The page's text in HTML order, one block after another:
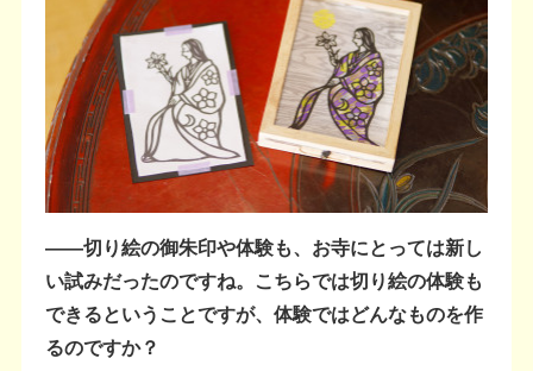
――切り絵の御朱印や体験も、お寺にとっては新し
い試みだったのですね。こちらでは切り絵の体験も
できるということですが、体験ではどんなものを作
るのですか？